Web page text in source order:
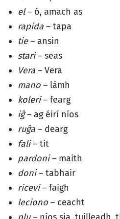
el– ó, amach as
rapida – tapa
tie– ansin
stari– seas
Vera – Vera
mano – lámh
koleri– fearg
iĝ– ag éirí níos
ruĝa – dearg
fali– tit
pardoni– maith
doni– tabhair
ricevi– faigh
leciono – ceacht